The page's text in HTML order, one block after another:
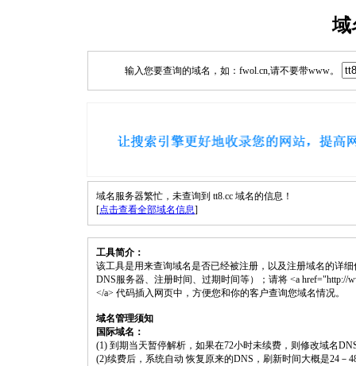
域
输入您要查询的域名，如：fwol.cn,请不要带www。
域名服务器繁忙，未查询到 tt8.cc 域名的信息！
[点击查看全部域名信息]
工具简介：
该工具是用来查询域名是否已经被注册，以及注册域名的详
DNS服务器、注册时间、过期时间等）；请将 <a href="http://
</a> 代码插入网页中，方便您和你的客户查询您域名情况。
域名管理须知
国际域名：
(1) 到期当天暂停解析，如果在72小时未续费，则修改域名
(2)续费后，系统自动 恢复原来的DNS，刷新时间大概是24－